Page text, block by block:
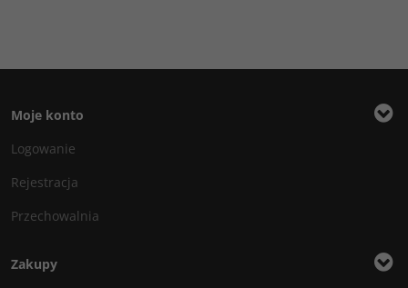
Moje konto
Logowanie
Rejestracja
Przechowalnia
Zakupy